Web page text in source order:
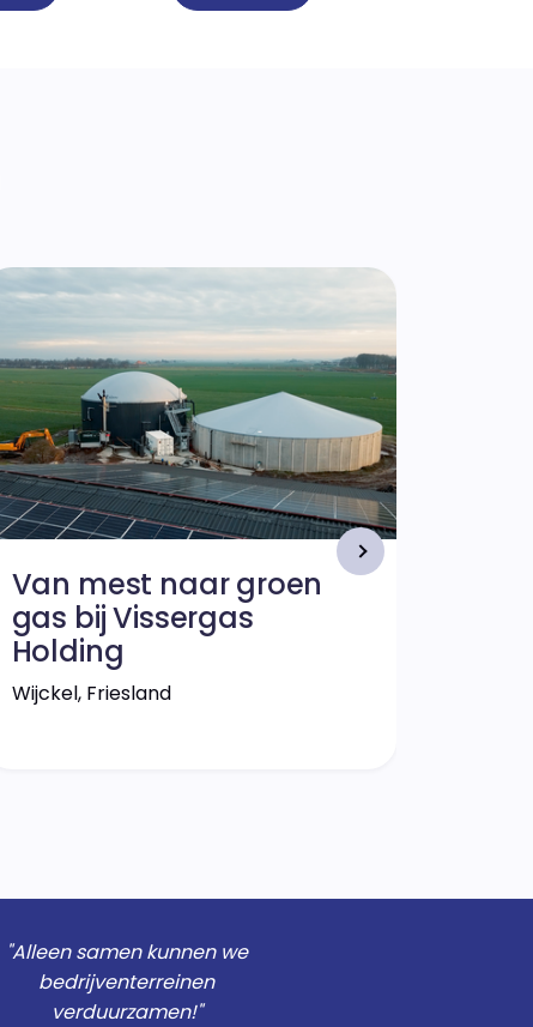
Van mest naar groen
gas bij Vissergas
Holding
Wijckel, Friesland
"Alleen samen kunnen we
bedrijventerreinen
verduurzamen!"